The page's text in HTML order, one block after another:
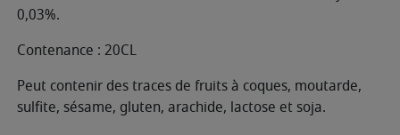
0,03%.
Contenance : 20CL
Peut contenir des traces de fruits à coques, moutarde,
sulfite, sésame, gluten, arachide, lactose et soja.